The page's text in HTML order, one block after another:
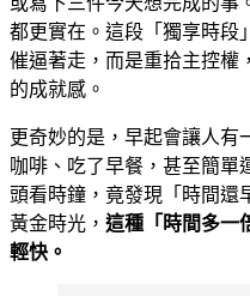
都更實在。這段「獨享時段
催逼著走，而是重拾主控權
的成就感。
更奇妙的是，早起會讓人有
咖啡、吃了早餐，甚至簡單
頭看時鐘，竟發現「時間還
黃金時光， 這種「時間多一
輕快。